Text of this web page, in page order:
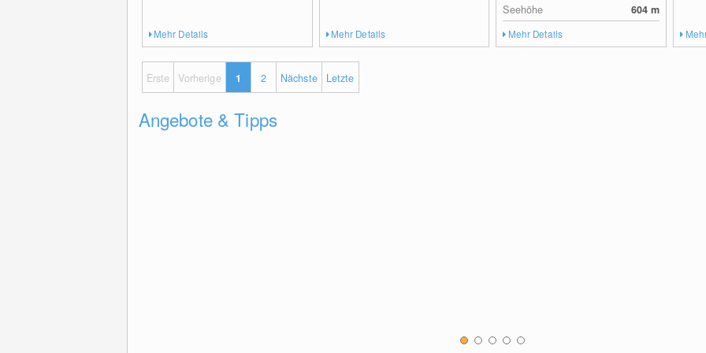
Mehr Details Mehr Details
Seehöhe
604m
Mehr Details
Erste Vorherige 1 2 Nächste Letzte
Angebote & Tipps